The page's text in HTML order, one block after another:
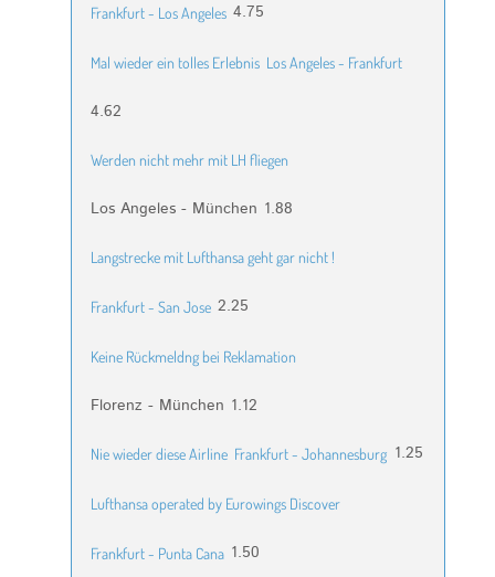
Frankfurt - Los Angeles 4.75
Mal wieder ein tolles Erlebnis Los Angeles - Frankfurt
4.62
Werden nicht mehr mit LH fliegen
Los Angeles - München 1.88
Langstrecke mit Lufthansa geht gar nicht !
Frankfurt - San Jose 2.25
Keine Rückmeldng bei Reklamation
Florenz - München 1.12
Nie wieder diese Airline Frankfurt - Johannesburg 1.25
Lufthansa operated by Eurowings Discover
Frankfurt - Punta Cana 1.50